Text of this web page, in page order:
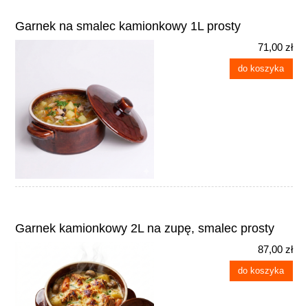
Garnek na smalec kamionkowy 1L prosty
71,00 zł
do koszyka
Garnek kamionkowy 2L na zupę, smalec prosty
87,00 zł
do koszyka